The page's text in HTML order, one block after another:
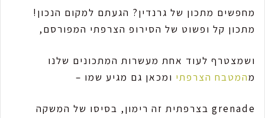
מחפשים מתכון של גרנדין? הגעתם למקום הנכון!
מתכון קל ופשוט של הסירופ הצרפתי המפורסם,
ושמצטרף לעוד אחת מעשרות המתכונים שלנו
מהמטבח הצרפתי ומכאן גם מגיע שמו –
grenade בצרפתית זה רימון, בסיסו של המשקה